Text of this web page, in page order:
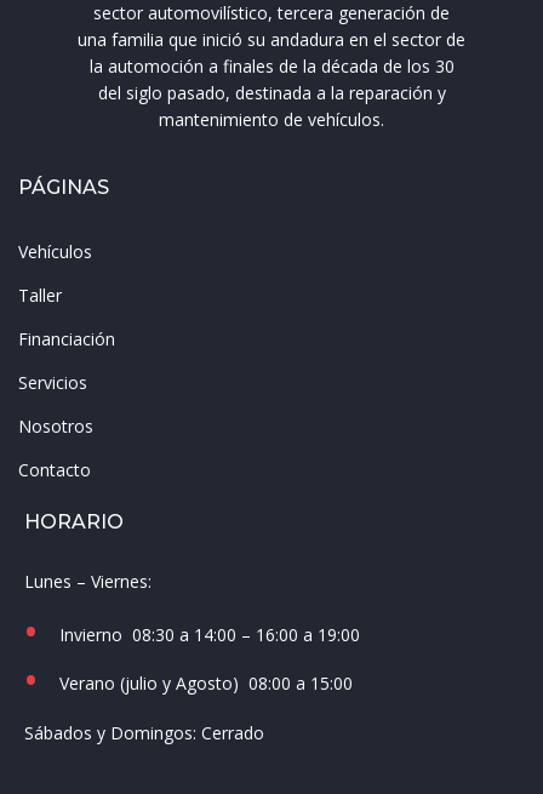
sector automovilístico, tercera generación de
una familia que inició su andadura en el sector de
la automoción a finales de la década de los 30
del siglo pasado, destinada a la reparación y
mantenimiento de vehículos.
PÁGINAS
Vehículos
Taller
Financiación
Servicios
Nosotros
Contacto
HORARIO
Lunes – Viernes:
Invierno 08:30 a 14:00 – 16:00 a 19:00
Verano (julio y Agosto) 08:00 a 15:00
Sábados y Domingos: Cerrado